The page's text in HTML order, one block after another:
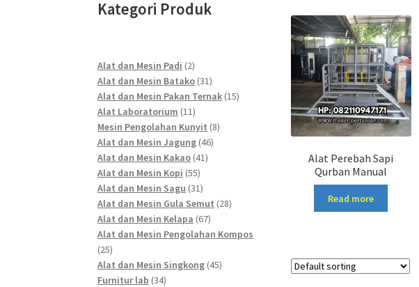
Alat Perebah Sapi
Qurban Manual
Read more
Kategori Produk
Alat dan Mesin Padi 22
products
Alat dan Mesin Batako 3131
products
Alat dan Mesin Pakan Ternak 1515
Alat Laboratorium 1111
products
Mesin Pengolahan Kunyit 88
Alat dan Mesin Jagung 4646
Alat dan Mesin Kakao 4141
Alat dan Mesin Kopi 5555
products
Alat dan Mesin Sagu 3131
products
Alat dan Mesin Gula Semut 2828
Alat dan Mesin Kelapa 6767
products
Alat dan Mesin Pengolahan Kompos
2525
products
Alat dan Mesin Singkong 4545
Furnitur lab 3434